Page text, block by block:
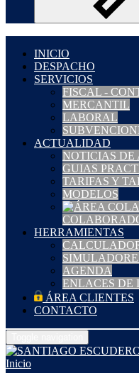
INICIO
DESPACHO
SERVICIOS
FISCAL -
MERCANTIL
LABORAL
ACTUALIDAD
NOTICIAS
GUIAS
TARIFAS Y
MODELOS
HERRAMIENTAS
AGENDA
ENLACES DE
ÁREA CLIENTES
CONTACTO
Inicio